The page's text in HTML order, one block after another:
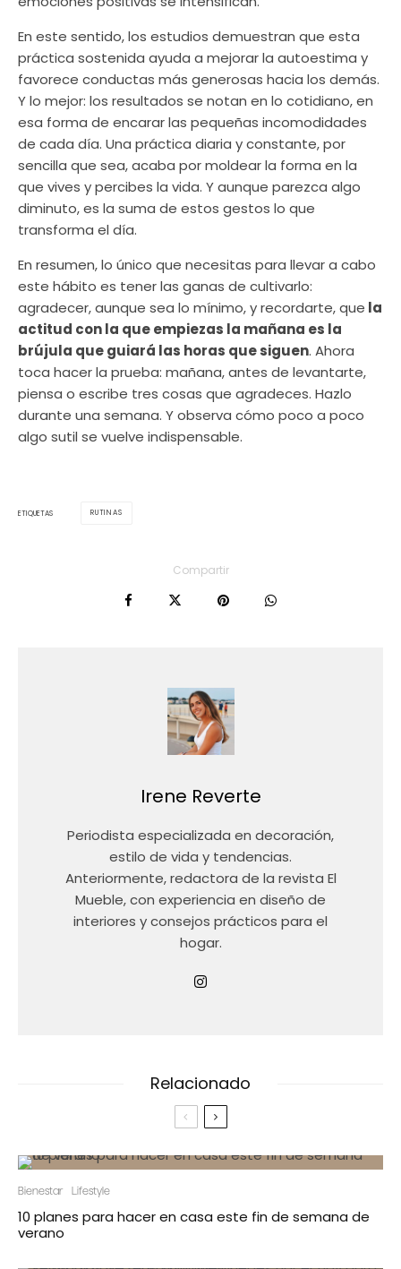
En este sentido, los estudios demuestran que esta
práctica sostenida ayuda a mejorar la autoestima y
favorece conductas más generosas hacia los demás.
Y lo mejor: los resultados se notan en lo cotidiano, en
esa forma de encarar las pequeñas incomodidades
de cada día. Una práctica diaria y constante, por
sencilla que sea, acaba por moldear la forma en la
que vives y percibes la vida. Y aunque parezca algo
diminuto, es la suma de estos gestos lo que
transforma el día.
En resumen, lo único que necesitas para llevar a cabo
este hábito es tener las ganas de cultivarlo:
agradecer, aunque sea lo mínimo, y recordarte, que la
actitud con la que empiezas la mañana es la
brújula que guiará las horas que siguen. Ahora
toca hacer la prueba: mañana, antes de levantarte,
piensa o escribe tres cosas que agradeces. Hazlo
durante una semana. Y observa cómo poco a poco
algo sutil se vuelve indispensable.
ETIQUETAS RUTINAS
Compartir
Irene Reverte
Periodista especializada en decoración,
estilo de vida y tendencias.
Anteriormente, redactora de la revista El
Mueble, con experiencia en diseño de
interiores y consejos prácticos para el
hogar.
Relacionado
Bienestar Lifestyle
10 planes para hacer en casa este fin de semana de
verano